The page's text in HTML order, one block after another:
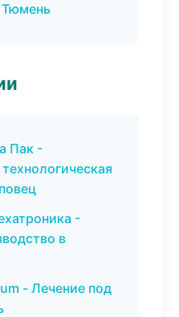
Пак -
-
в
- Лечение под